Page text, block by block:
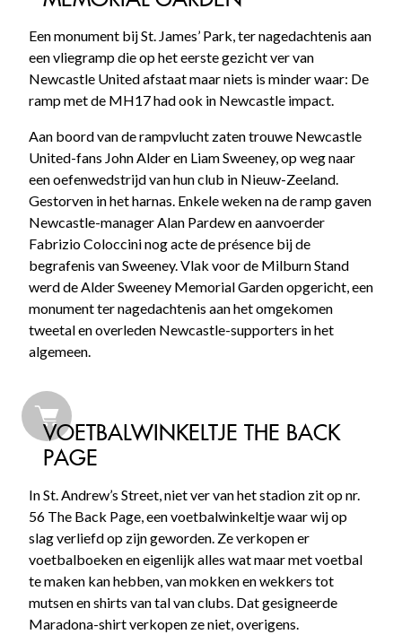
Een monument bij St. James’ Park, ter nagedachtenis aan
een vliegramp die op het eerste gezicht ver van
Newcastle United afstaat maar niets is minder waar: De
ramp met de MH17 had ook in Newcastle impact.
Aan boord van de rampvlucht zaten trouwe Newcastle
United-fans John Alder en Liam Sweeney, op weg naar
een oefenwedstrijd van hun club in Nieuw-Zeeland.
Gestorven in het harnas. Enkele weken na de ramp gaven
Newcastle-manager Alan Pardew en aanvoerder
Fabrizio Coloccini nog acte de présence bij de
begrafenis van Sweeney. Vlak voor de Milburn Stand
werd de Alder Sweeney Memorial Garden opgericht, een
monument ter nagedachtenis aan het omgekomen
tweetal en overleden Newcastle-supporters in het
algemeen.
VOETBALWINKELTJE THE BACK
PAGE
In St. Andrew’s Street, niet ver van het stadion zit op nr.
56 The Back Page, een voetbalwinkeltje waar wij op
slag verliefd op zijn geworden. Ze verkopen er
voetbalboeken en eigenlijk alles wat maar met voetbal
te maken kan hebben, van mokken en wekkers tot
mutsen en shirts van tal van clubs. Dat gesigneerde
Maradona-shirt verkopen ze niet, overigens.